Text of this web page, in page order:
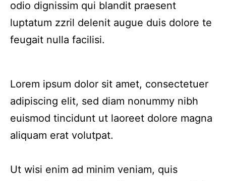
odio dignissim qui blandit praesent
luptatum zzril delenit augue duis dolore te
feugait nulla facilisi.
Lorem ipsum dolor sit amet, consectetuer
adipiscing elit, sed diam nonummy nibh
euismod tincidunt ut laoreet dolore magna
aliquam erat volutpat.
Ut wisi enim ad minim veniam, quis